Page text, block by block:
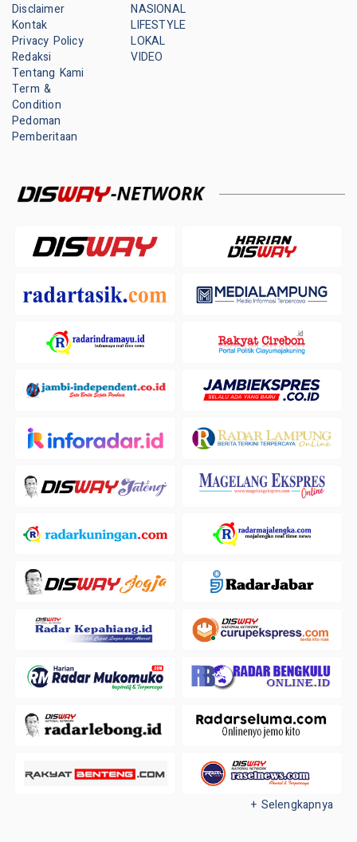
Disclaimer
Kontak
Privacy Policy
Redaksi
Tentang Kami
Term &
Condition
Pedoman
Pemberitaan
NASIONAL
LIFESTYLE
LOKAL
VIDEO
+ Selengkapnya